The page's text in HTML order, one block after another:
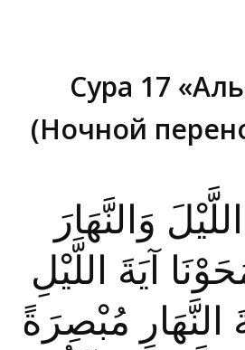
Сура 17
(Ночной
وَالنَّهَارَ
آيَةَ اللَّيْلِ
النَّهَارِ مُبْصِرَةً